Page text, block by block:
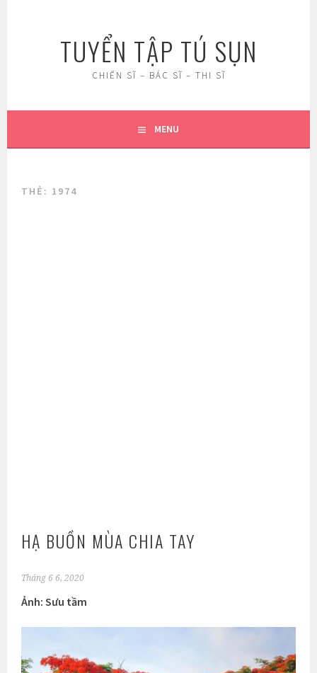
TUYỂN TẬP TÚ SỤN
CHIẾN SĨ – BÁC SĨ – THI SĨ
MENU
THẺ: 1974
HẠ BUỒN MÙA CHIA TAY
Tháng 6 6, 2020
Ảnh: Sưu tầm